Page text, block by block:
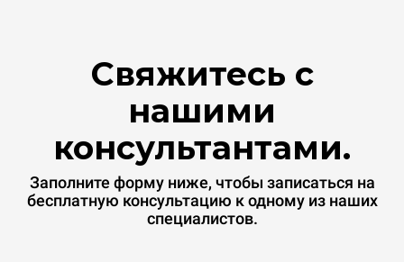
Свяжитесь с
нашими
консультантами.
Заполните форму ниже, чтобы записаться на
бесплатную консультацию к одному из наших
специалистов.